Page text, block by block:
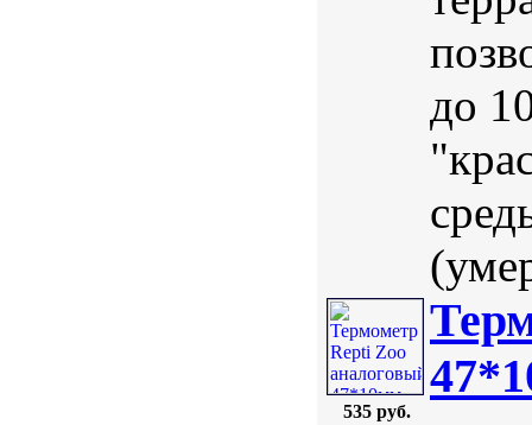
до
535 руб.